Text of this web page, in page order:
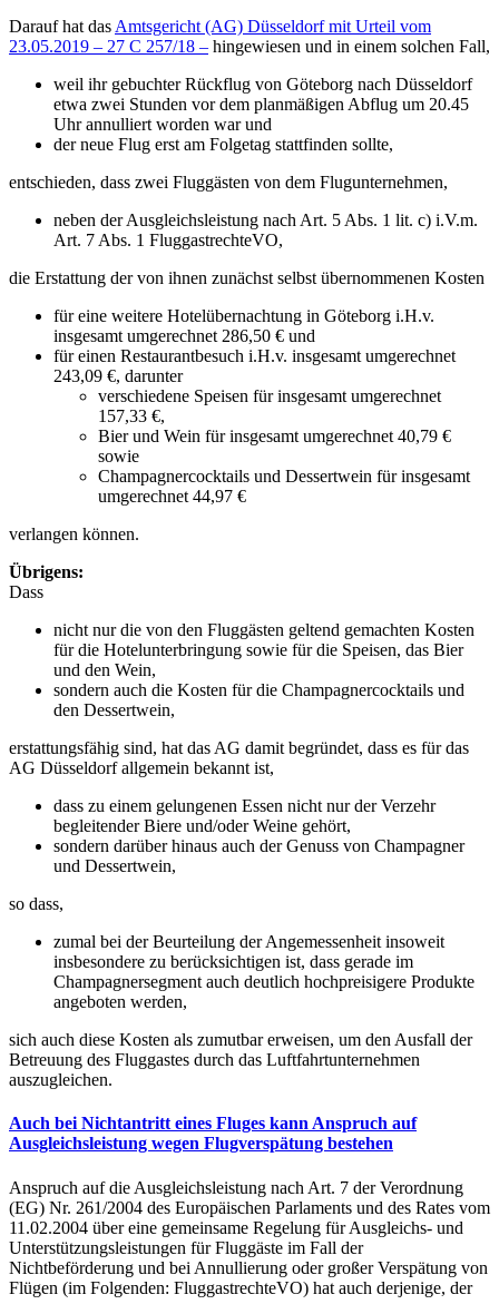
Darauf hat das Amtsgericht (AG) Düsseldorf mit Urteil vom
23.05.2019 – 27 C 257/18 – hingewiesen und in einem solchen Fall,
weil ihr gebuchter Rückflug von Göteborg nach Düsseldorf
etwa zwei Stunden vor dem planmäßigen Abflug um 20.45
Uhr annulliert worden war und
der neue Flug erst am Folgetag stattfinden sollte,
entschieden, dass zwei Fluggästen von dem Flugunternehmen,
neben der Ausgleichsleistung nach Art. 5 Abs. 1 lit. c) i.V.m.
Art. 7 Abs. 1 FluggastrechteVO,
die Erstattung der von ihnen zunächst selbst übernommenen Kosten
für eine weitere Hotelübernachtung in Göteborg i.H.v.
insgesamt umgerechnet 286,50 € und
für einen Restaurantbesuch i.H.v. insgesamt umgerechnet
243,09 €, darunter
verschiedene Speisen für insgesamt umgerechnet
157,33 €,
Bier und Wein für insgesamt umgerechnet 40,79 €
sowie
Champagnercocktails und Dessertwein für insgesamt
umgerechnet 44,97 €
verlangen können.
Übrigens:
Dass
nicht nur die von den Fluggästen geltend gemachten Kosten
für die Hotelunterbringung sowie für die Speisen, das Bier
und den Wein,
sondern auch die Kosten für die Champagnercocktails und
den Dessertwein,
erstattungsfähig sind, hat das AG damit begründet, dass es für das
AG Düsseldorf allgemein bekannt ist,
dass zu einem gelungenen Essen nicht nur der Verzehr
begleitender Biere und/oder Weine gehört,
sondern darüber hinaus auch der Genuss von Champagner
und Dessertwein,
so dass,
zumal bei der Beurteilung der Angemessenheit insoweit
insbesondere zu berücksichtigen ist, dass gerade im
Champagnersegment auch deutlich hochpreisigere Produkte
angeboten werden,
sich auch diese Kosten als zumutbar erweisen, um den Ausfall der
Betreuung des Fluggastes durch das Luftfahrtunternehmen
auszugleichen.
Auch bei Nichtantritt eines Fluges kann Anspruch auf
Ausgleichsleistung wegen Flugverspätung bestehen
Anspruch auf die Ausgleichsleistung nach Art. 7 der Verordnung
(EG) Nr. 261/2004 des Europäischen Parlaments und des Rates vom
11.02.2004 über eine gemeinsame Regelung für Ausgleichs- und
Unterstützungsleistungen für Fluggäste im Fall der
Nichtbeförderung und bei Annullierung oder großer Verspätung von
Flügen (im Folgenden: FluggastrechteVO) hat auch derjenige, der